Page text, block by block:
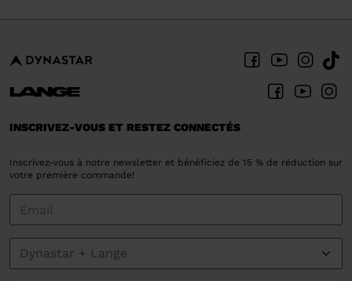
INSCRIVEZ-VOUS ET RESTEZ CONNECTÉS
Inscrivez-vous à notre newsletter et bénéficiez de 15 % de réduction sur
votre première commande!